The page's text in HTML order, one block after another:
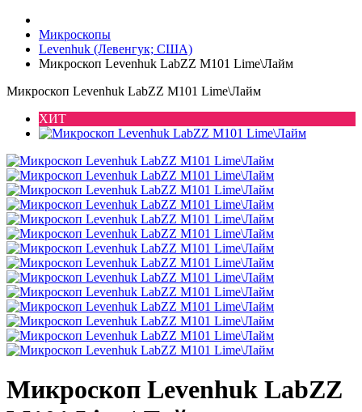
Микроскопы
Levenhuk (Левенгук; США)
Микроскоп Levenhuk LabZZ M101 Lime\Лайм
Микроскоп Levenhuk LabZZ M101 Lime\Лайм
ХИТ
Микроскоп Levenhuk LabZZ